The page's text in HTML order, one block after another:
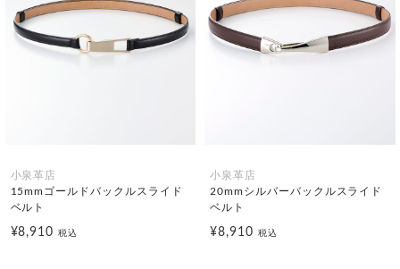
小泉革店
15mmゴールドバックルスライド
ベルト
¥8,910税込
小泉革店
20mmシルバーバックルスライド
ベルト
¥8,910 税込